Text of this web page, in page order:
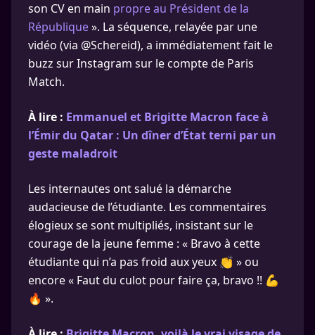
son CV en main propre au Président de la
République». La séquence, relayée par une
vidéo (via @Schereid), a immédiatement fait le
buzz sur Instagram sur le compte de Paris
Match.
À lire : Emmanuel et Brigitte Macron face à
l’Émir du Qatar : Un dîner d’État terni par un
geste maladroit
Les internautes ont salué la démarche
audacieuse de l’étudiante. Les commentaires
élogieux se sont multipliés, insistant sur le
courage de la jeune femme : « Bravo à cette
étudiante qui n’a pas froid aux yeux 👏 » ou
encore « Faut du culot pour faire ça, bravo !! 💪
🔥 ».